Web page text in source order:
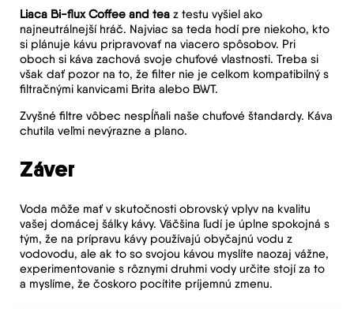
Liaca Bi-flux Coffee and teaz testu vyšiel ako
najneutrálnejší hráč. Najviac sa teda hodí pre niekoho, kto
si plánuje kávu pripravovať na viacero spôsobov. Pri
oboch si káva zachová svoje chuťové vlastnosti. Treba si
však dať pozor na to, že filter nie je celkom kompatibilný s
filtračnými kanvicami Brita alebo BWT.
Zvyšné filtre vôbec nespĺňali naše chuťové štandardy. Káva
chutila veľmi nevýrazne a plano.
Záver
Voda môže mať v skutočnosti obrovský vplyv na kvalitu
vašej domácej šálky kávy. Väčšina ľudí je úplne spokojná s
tým, že na prípravu kávy používajú obyčajnú vodu z
vodovodu, ale ak to so svojou kávou myslíte naozaj vážne,
experimentovanie s rôznymi druhmi vody určite stojí za to
a myslíme, že čoskoro pocítite príjemnú zmenu.